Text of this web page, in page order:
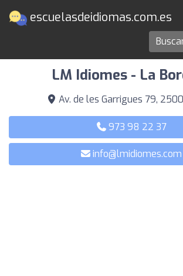
escuelasdeidiomas.com.es
Escuelas de idiomas en
LM Idiomes - La
Av. de les Garrigues 79,
973 98 22 37
info@lmidiomes.com